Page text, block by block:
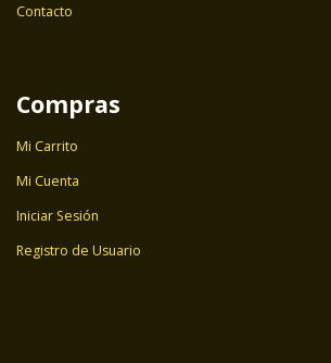
Contacto
Compras
Mi Carrito
Mi Cuenta
Iniciar Sesión
Registro de Usuario